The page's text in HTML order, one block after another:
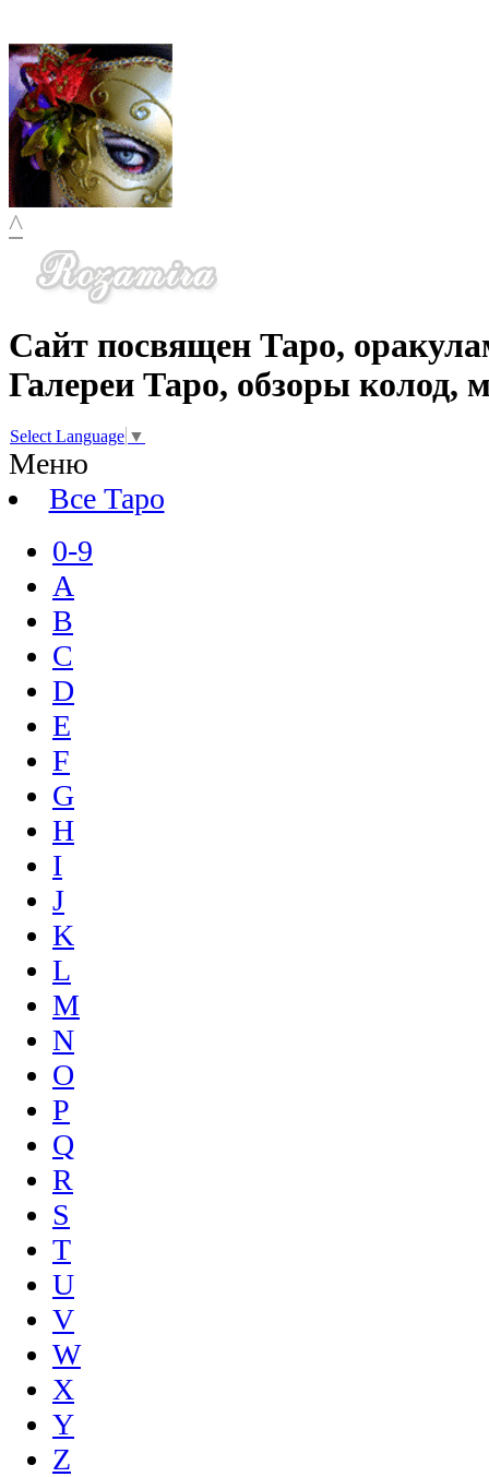
^
Сайт посвящен Таро,
Галереи Таро, обзоры колод,
Select Language ▼
Меню
Все Таро
0-9
A
B
C
D
E
F
G
H
I
J
K
L
M
N
O
P
Q
R
S
T
U
V
W
X
Y
Z